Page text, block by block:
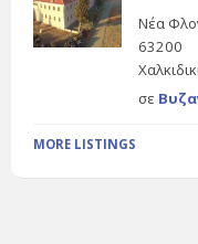
Νέα
63200
σε
MORE LISTINGS